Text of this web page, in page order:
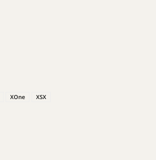
XOne XSX